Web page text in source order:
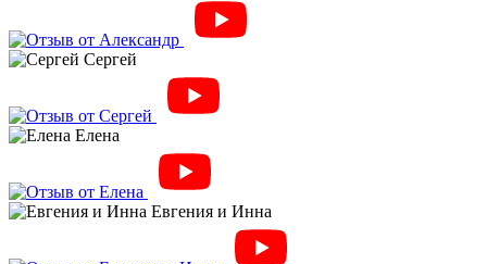
Сергей
Елена
Евгения и Инна